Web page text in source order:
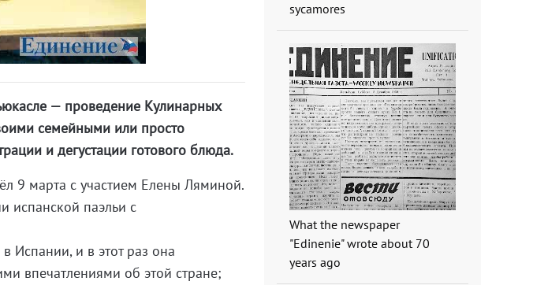
— проведение Кулинарных
семейными или просто
и дегустации готового блюда.
9 марта с участием Елены Ляминой.
испанской паэльи с
Испании, и в этот раз она
впечатлениями об этой стране;
sycamores
What the newspaper
"Edinenie" wrote about 70
years ago